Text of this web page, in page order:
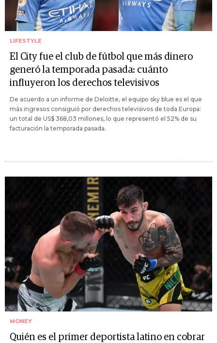
LIFESTYLE
El City fue el club de fútbol que más dinero
generó la temporada pasada: cuánto
influyeron los derechos televisivos
De acuerdo a un informe de Deloitte, el equipo sky blue es el que
más ingresos consiguió por derechos televisivos de toda Europa:
un total de US$ 368,03 millones, lo que representó el 52% de su
facturación la temporada pasada.
MONEY
Quién es el primer deportista latino en cobrar